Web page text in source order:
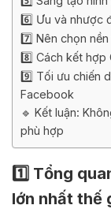
6️⃣ Ưu và nhược
7️⃣ Nên chọn
8️⃣ Cách kết hợp
9️⃣ Tối ưu chiến
Facebook
🔹 Kết luận:
phù hợp
1️⃣ Tổng
lớn nhất thế